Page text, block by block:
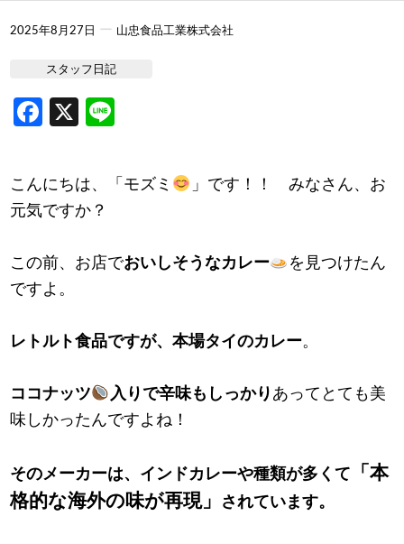
2025年8月27日 ー 山忠食品工業株式会社
スタッフ日記
Facebook
X
こんにちは、「モズミ
」です！！ みなさん、お
元気ですか？
この前、お店でおいしそうなカレー
を見つけたん
ですよ。
レトルト食品ですが、本場タイのカレー。
ココナッツ 入りで辛味もしっかり あってとても美
味しかったんですよね！
そのメーカーは、インドカレーや種類が多くて
「本
格的な海外の味が再現」
されています。